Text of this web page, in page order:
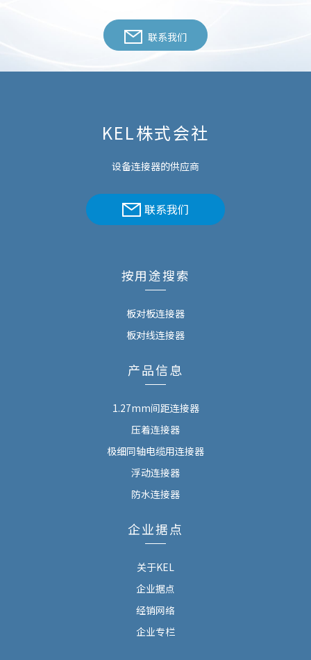
联系我们
KEL株式会社
设备连接器的供应商
联系我们
按用途搜索
板对板连接器
板对线连接器
产品信息
1.27mm间距连接器
压着连接器
极细同轴电缆用连接器
浮动连接器
防水连接器
企业据点
关于KEL
企业据点
经销网络
企业专栏